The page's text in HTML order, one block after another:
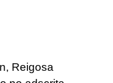
Reigosa